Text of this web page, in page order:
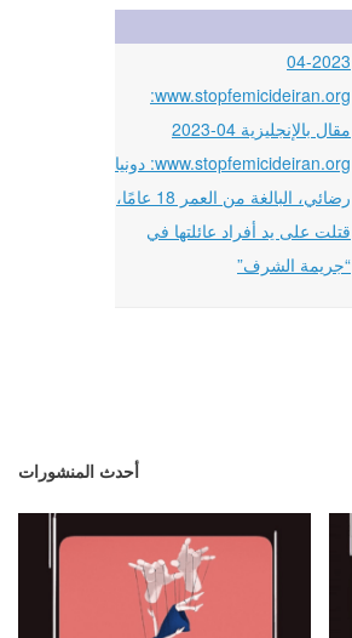
04-2023
www.stopfemicideiran.org:
مقال بالإنجليزية 04-2023
www.stopfemicideiran.org: دونيا
رضائي، البالغة من العمر 18 عامًا،
قتلت على يد أفراد عائلتها في
“جريمة الشرف”
أحدث المنشورات